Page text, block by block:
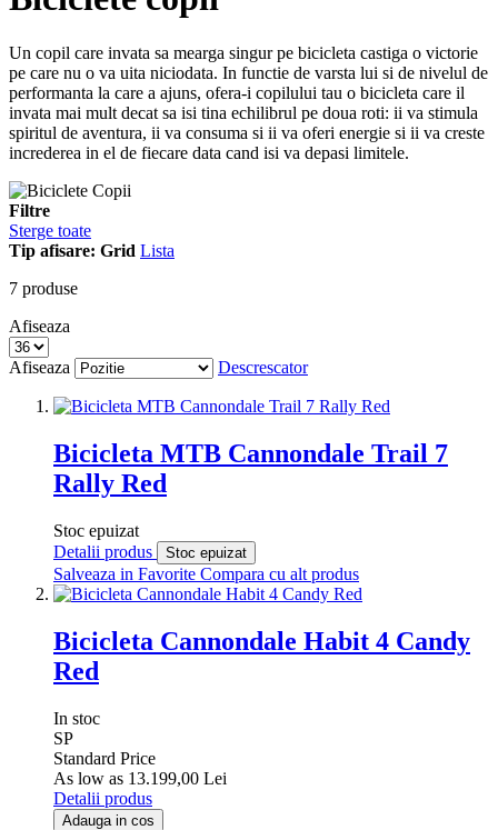
Un copil care invata sa mearga singur pe bicicleta castiga o victorie
pe care nu o va uita niciodata. In functie de varsta lui si de nivelul de
performanta la care a ajuns, ofera-i copilului tau o bicicleta care il
invata mai mult decat sa isi tina echilibrul pe doua roti: ii va stimula
spiritul de aventura, ii va consuma si ii va oferi energie si ii va creste
increderea in el de fiecare data cand isi va depasi limitele.
Filtre
Sterge toate
Tip afisare: Grid Lista
7 produse
Afiseaza
Afiseaza Descrescator
Bicicleta MTB Cannondale Trail 7
Rally Red
Stoc epuizat
Detalii produs
Stoc epuizat
Salveaza in Favorite Compara cu alt produs
Bicicleta Cannondale Habit 4 Candy
Red
In stoc
SP
Standard Price
As low as 13.199,00 Lei
Detalii produs
Adauga in cos